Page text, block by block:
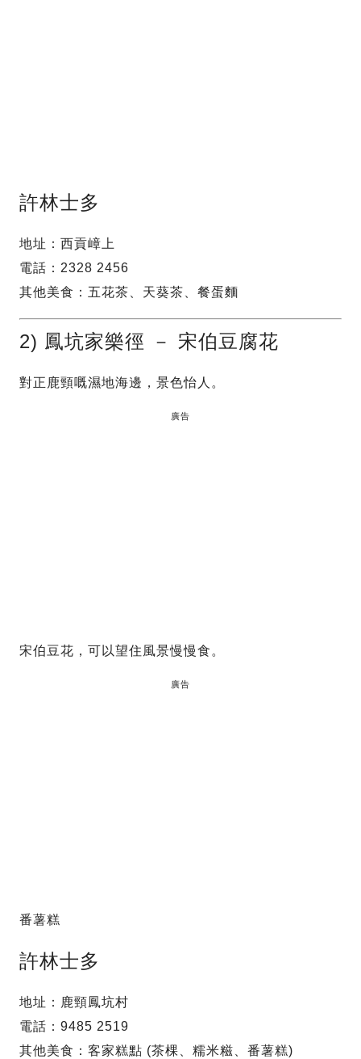
許林士多
地址：西貢嶂上
電話：2328 2456
其他美食：五花茶、天葵茶、餐蛋麵
2) 鳳坑家樂徑 － 宋伯豆腐花
對正鹿頸嘅濕地海邊，景色怡人。
廣告
宋伯豆花，可以望住風景慢慢食。
廣告
番薯糕
許林士多
地址：鹿頸鳳坑村
電話：9485 2519
其他美食：客家糕點 (茶棵、糯米糍、番薯糕)